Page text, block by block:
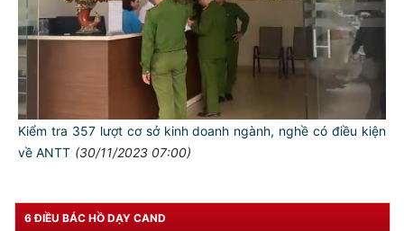
Kiểm tra 357 lượt cơ sở kinh doanh ngành, nghề có điều kiện
về ANTT (30/11/2023 07:00)
6 ĐIỀU BÁC HỒ DẠY CAND
TƯ CÁCH
NGƯỜI CÔNG AN CÁCH MỆNH LÀ:
Đối với tự mình, phải
Đối với đồng sự, phải
THÂN ÁI GIÚP ĐỠ